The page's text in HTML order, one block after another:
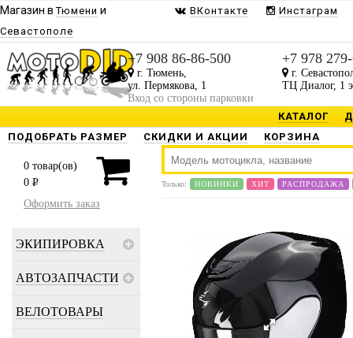
Магазин вТюмени и
Севастополе
ВКонтакте Инстаграм
+7 908 86-86-500
г. Тюмень,
ул. Пермякова, 1
Вход со стороны парковки
+7 978
г.
ТЦ Диалог, 1
КАТАЛОГ
ПОДОБРАТЬ РАЗМЕР
СКИДКИ И АКЦИИ КОРЗИНА
0 товар(ов)
0 P
Оформить заказ
ЭКИПИРОВКА
АВТОЗАПЧАСТИ
ВЕЛОТОВАРЫ
Только: НОВИНКИ ХИТ РАСПРОДАЖА